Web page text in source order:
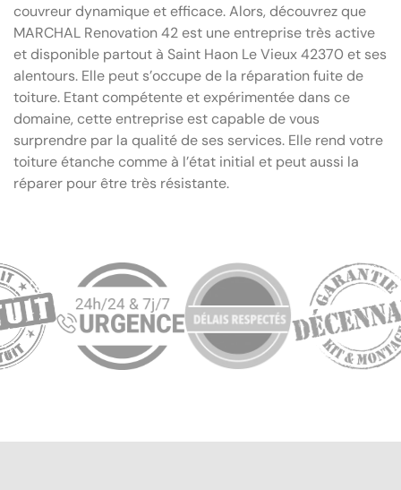
couvreur dynamique et efficace. Alors, découvrez que
MARCHAL Renovation 42 est une entreprise très active
et disponible partout à Saint Haon Le Vieux 42370 et ses
alentours. Elle peut s’occupe de la réparation fuite de
toiture. Etant compétente et expérimentée dans ce
domaine, cette entreprise est capable de vous
surprendre par la qualité de ses services. Elle rend votre
toiture étanche comme à l’état initial et peut aussi la
réparer pour être très résistante.